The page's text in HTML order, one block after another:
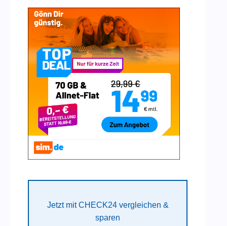
Jetzt mit CHECK24 vergleichen &
sparen